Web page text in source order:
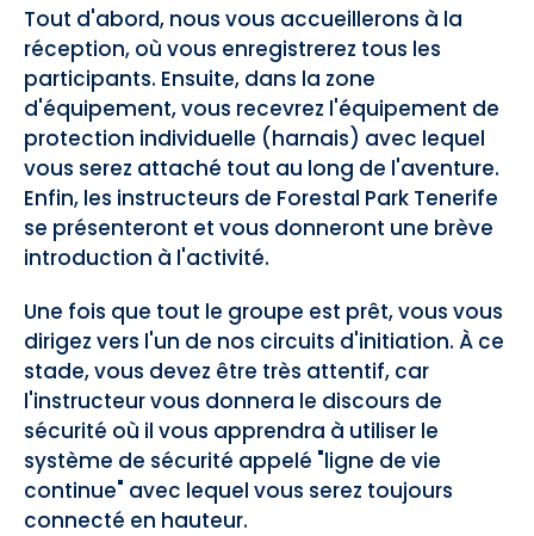
Tout d'abord, nous vous accueillerons à la
réception, où vous enregistrerez tous les
participants. Ensuite, dans la zone
d'équipement, vous recevrez l'équipement de
protection individuelle (harnais) avec lequel
vous serez attaché tout au long de l'aventure.
Enfin, les instructeurs de Forestal Park Tenerife
se présenteront et vous donneront une brève
introduction à l'activité.
Une fois que tout le groupe est prêt, vous vous
dirigez vers l'un de nos circuits d'initiation. À ce
stade, vous devez être très attentif, car
l'instructeur vous donnera le discours de
sécurité où il vous apprendra à utiliser le
système de sécurité appelé "ligne de vie
continue" avec lequel vous serez toujours
connecté en hauteur.